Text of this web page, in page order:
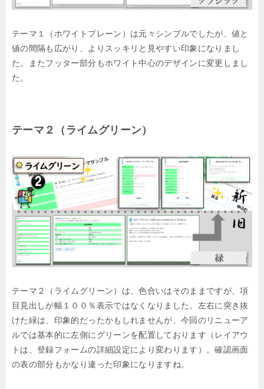
テーマ１（ホワイトプレーン）は元々シンプルでしたが、値と
値の間隔も広がり、よりスッキリと見やすい印象になりまし
た。またフッター部分もホワイト中心のデザインに変更しまし
た。
テーマ２（ライムグリーン）
テーマ２（ライムグリーン）は、色合いはそのままですが、項
目見出しが幅１００％表示ではなくなりました。左右に突き抜
けた緑は、印象的だったかもしれませんが、今回のリニューア
ルでは基本的に左側にグリーンを配置しております（レイアウ
トは、登録フォームの詳細設定により変わります）。確認画面
の表の部分もかなり違った印象になりますね。